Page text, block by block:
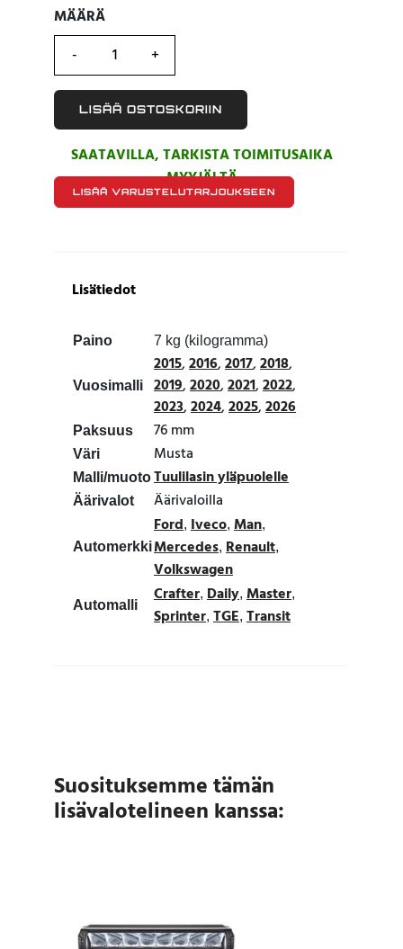
MÄÄRÄ
MÄÄRÄ
LISÄÄ OSTOSKORIIN
SAATAVILLA, TARKISTA TOIMITUSAIKA
MYYJÄLTÄ
LISÄÄ VARUSTELUTARJOUKSEEN
Lisätiedot
Paino 7 kg (kilogramma)
Vuosimalli
2015,2016,2017,2018,
2019,2020,2021,2022,
2023,2024,2025,2026
Paksuus 76 mm
Väri Musta
Malli/muotoTuulilasin yläpuolelle
Äärivalot Äärivaloilla
Automerkki
Ford, Iveco, Man,
Mercedes, Renault,
Volkswagen
Automalli Crafter, Daily, Master,
Sprinter, TGE, Transit
Suosituksemme tämän
lisävalotelineen kanssa: